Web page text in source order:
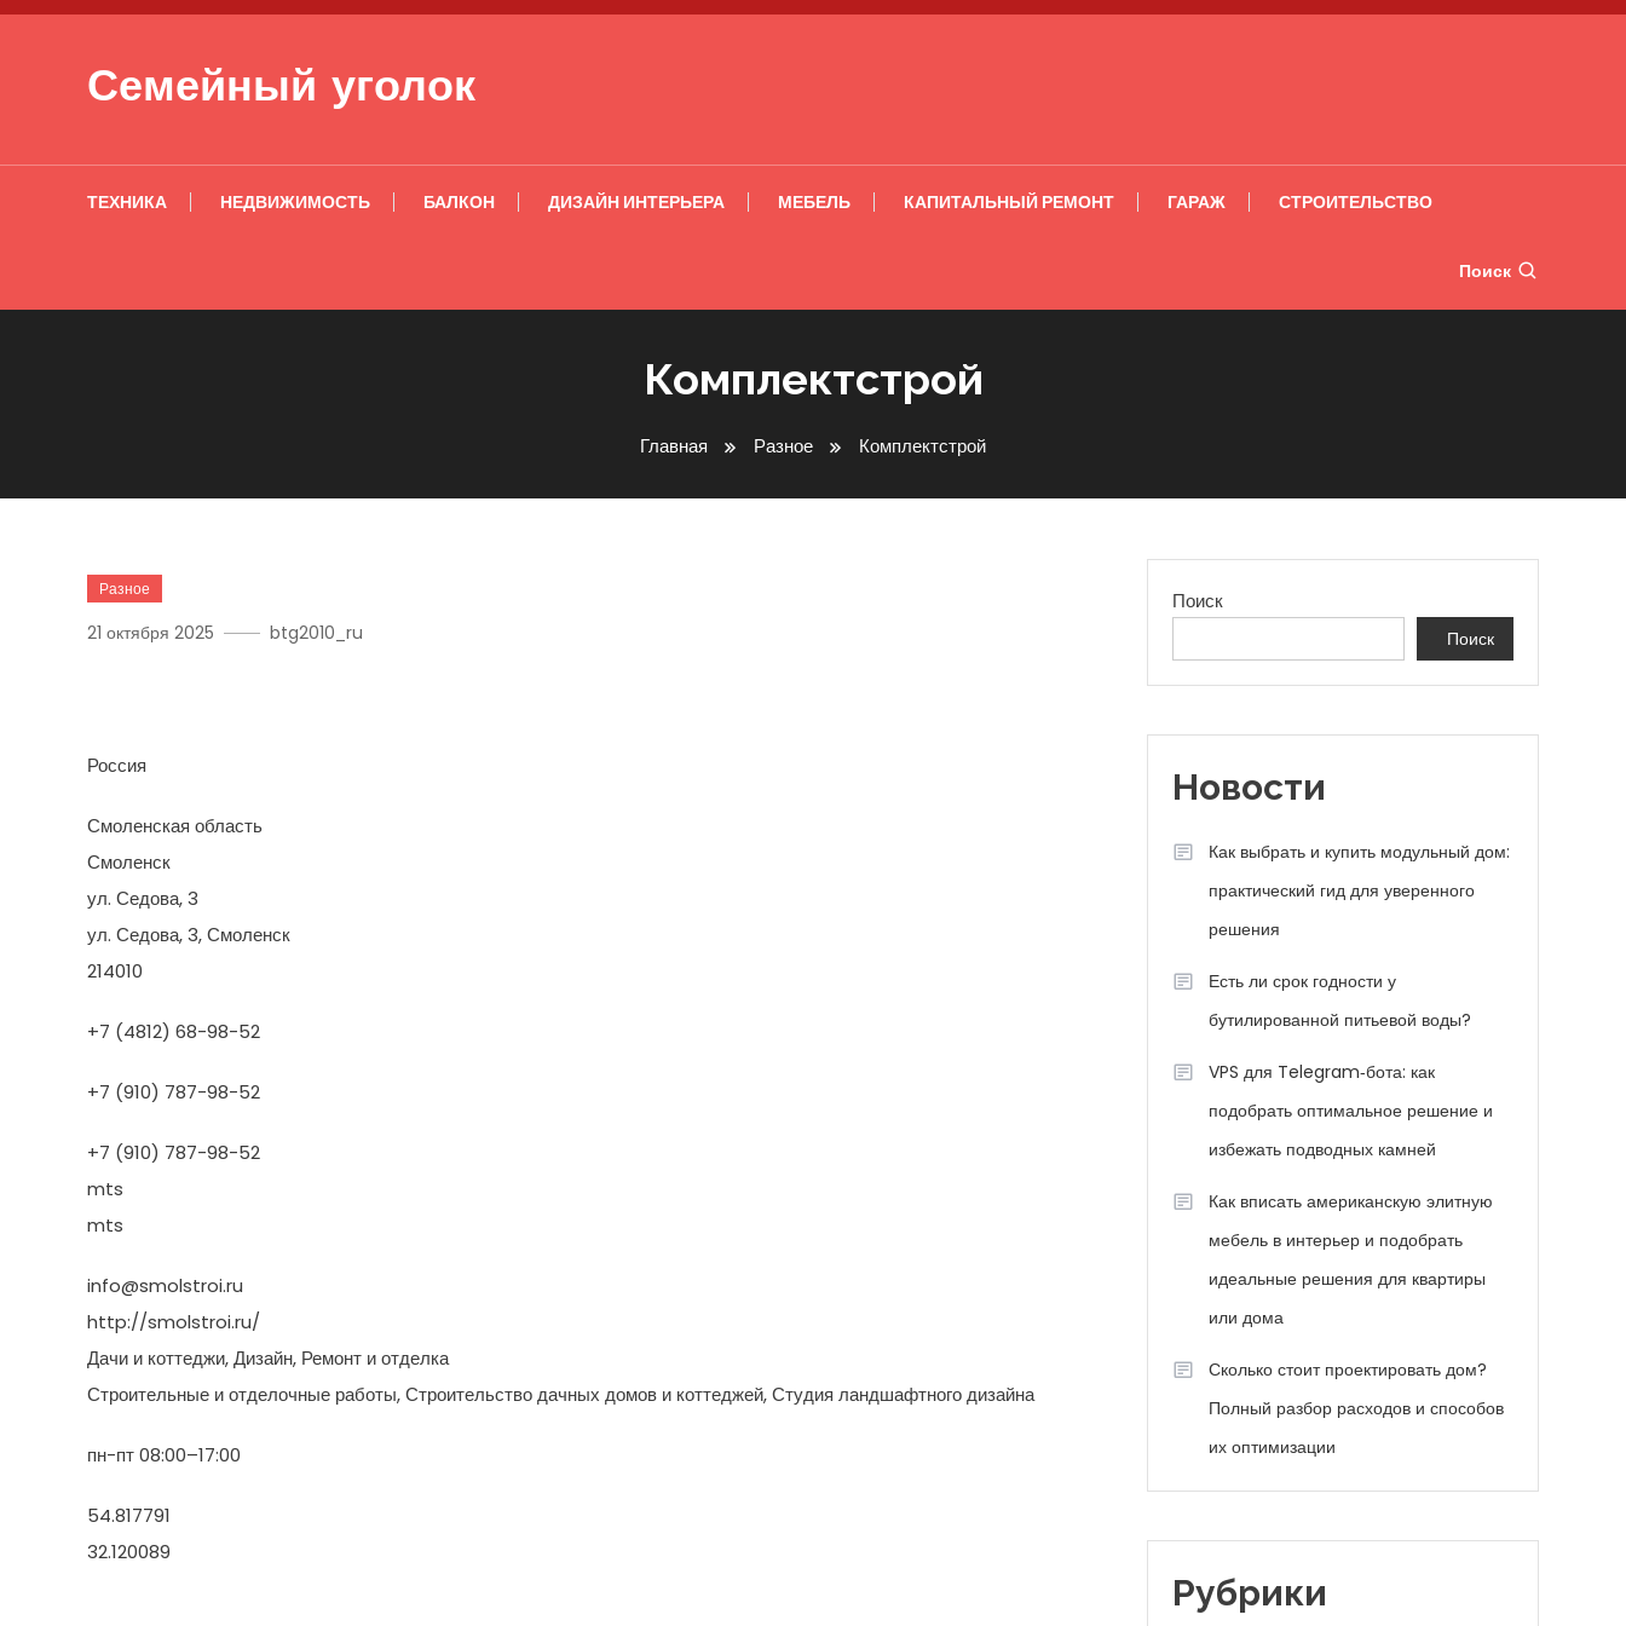
Перейти к содержимому
Семейный уголок
ТЕХНИКА НЕДВИЖИМОСТЬ БАЛКОН ДИЗАЙН ИНТЕРЬЕРА МЕБЕЛЬ КАПИТАЛЬНЫЙ РЕМОНТ ГАРАЖ СТРОИТЕЛЬСТВО
Поиск
Комплектстрой
Главная Разное Комплектстрой
Разное
21 октября 2025 btg2010_ru
Россия
Смоленская область
Смоленск
ул. Седова, 3
ул. Седова, 3, Смоленск
214010
+7 (4812) 68-98-52
+7 (910) 787-98-52
+7 (910) 787-98-52
mts
mts
info@smolstroi.ru
http://smolstroi.ru/
Дачи и коттеджи, Дизайн, Ремонт и отделка
Строительные и отделочные работы, Строительство дачных домов и коттеджей, Студия ландшафтного дизайна
пн-пт 08:00–17:00
54.817791
32.120089
Поиск
Поиск
Новости
Как выбрать и купить модульный дом:
практический гид для уверенного
решения
Есть ли срок годности у
бутилированной питьевой воды?
VPS для Telegram‑бота: как
подобрать оптимальное решение и
избежать подводных камней
Как вписать американскую элитную
мебель в интерьер и подобрать
идеальные решения для квартиры
или дома
Сколько стоит проектировать дом?
Полный разбор расходов и способов
их оптимизации
Рубрики